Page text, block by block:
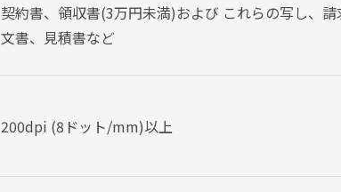
契約書、領収書(3万円未満)および これらの写し、
文書、見積書など
200dpi (8ドット/mm)以上